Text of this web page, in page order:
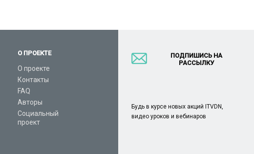
О ПРОЕКТЕ
О проекте
Контакты
FAQ
Авторы
Социальный
проект
ПОДПИШИСЬ НА
РАССЫЛКУ
Будь в курсе новых акций ITVDN,
видео уроков и вебинаров